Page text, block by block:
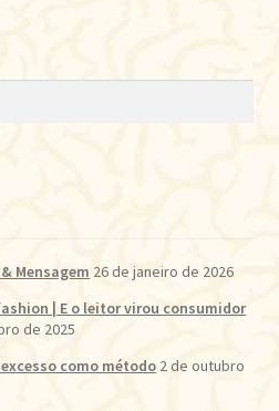
Mensagem 26 de janeiro de 2026
| E o leitor virou consumidor
de 2025
como método 2 de outubro